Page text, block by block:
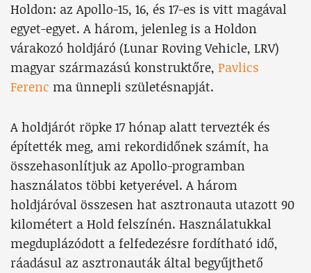
Holdon: az Apollo-15, 16, és 17-es is vitt magával
egyet-egyet. A három, jelenleg is a Holdon
várakozó holdjáró (Lunar Roving Vehicle, LRV)
magyar származású konstruktőre, Pavlics
Ferenc ma ünnepli születésnapját.
A holdjárót röpke 17 hónap alatt tervezték és
építették meg, ami rekordidőnek számít, ha
összehasonlítjuk az Apollo-programban
használatos többi ketyerével. A három
holdjáróval összesen hat asztronauta utazott 90
kilométert a Hold felszínén. Használatukkal
megduplázódott a felfedezésre fordítható idő,
ráadásul az asztronauták által begyűjthető